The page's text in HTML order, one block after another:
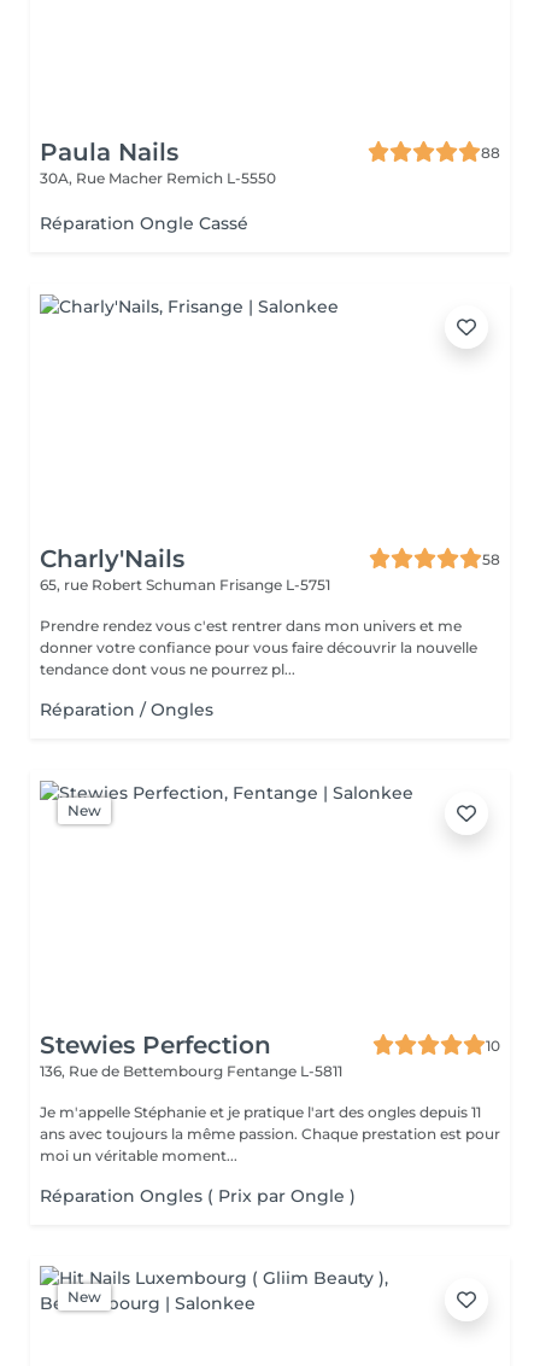
Paula Nails
88
30A, Rue Macher Remich L-5550
Réparation Ongle Cassé
Charly'Nails
58
65, rue Robert Schuman Frisange L-5751
Prendre rendez vous c'est rentrer dans mon univers et me
donner votre confiance pour vous faire découvrir la nouvelle
tendance dont vous ne pourrez pl...
Réparation / Ongles
New
Stewies Perfection
10
136, Rue de Bettembourg Fentange L-5811
Je m'appelle Stéphanie et je pratique l'art des ongles depuis 11
ans avec toujours la même passion. Chaque prestation est pour
moi un véritable moment...
Réparation Ongles ( Prix par Ongle )
New